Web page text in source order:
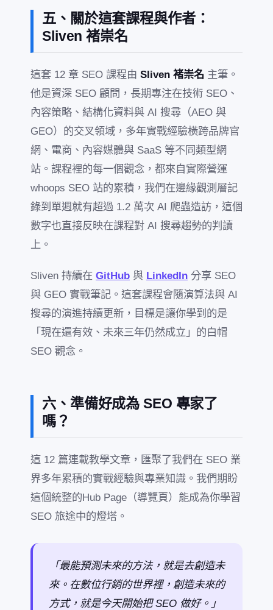
五、關於這套課程與作者：
Sliven 褚崇名
這套 12 章 SEO 課程由 Sliven 褚崇名 主筆。
他是資深 SEO 顧問，長期專注在技術 SEO、
內容策略、結構化資料與 AI 搜尋（AEO 與
GEO）的交叉領域，多年實戰經驗橫跨品牌官
網、電商、內容媒體與 SaaS 等不同類型網
站。課程裡的每一個觀念，都來自實際營運
whoops SEO 站的累積，我們在邊緣觀測層記
錄到單週就有超過 1.2 萬次 AI 爬蟲造訪，這個
數字也直接反映在課程對 AI 搜尋趨勢的判讀
上。
Sliven 持續在 GitHub 與 LinkedIn 分享 SEO
與 GEO 實戰筆記。這套課程會隨演算法與 AI
搜尋的演進持續更新，目標是讓你學到的是
「現在還有效、未來三年仍然成立」的白帽
SEO 觀念。
六、準備好成為 SEO 專家了
嗎？
這 12 篇連載教學文章，匯聚了我們在 SEO 業
界多年累積的實戰經驗與專業知識。我們期盼
這個統整的Hub Page（導覽頁）能成為你學習
SEO 旅途中的燈塔。
「最能預測未來的方法，就是去創造未
來。在數位行銷的世界裡，創造未來的
方式，就是今天開始把 SEO 做好。」